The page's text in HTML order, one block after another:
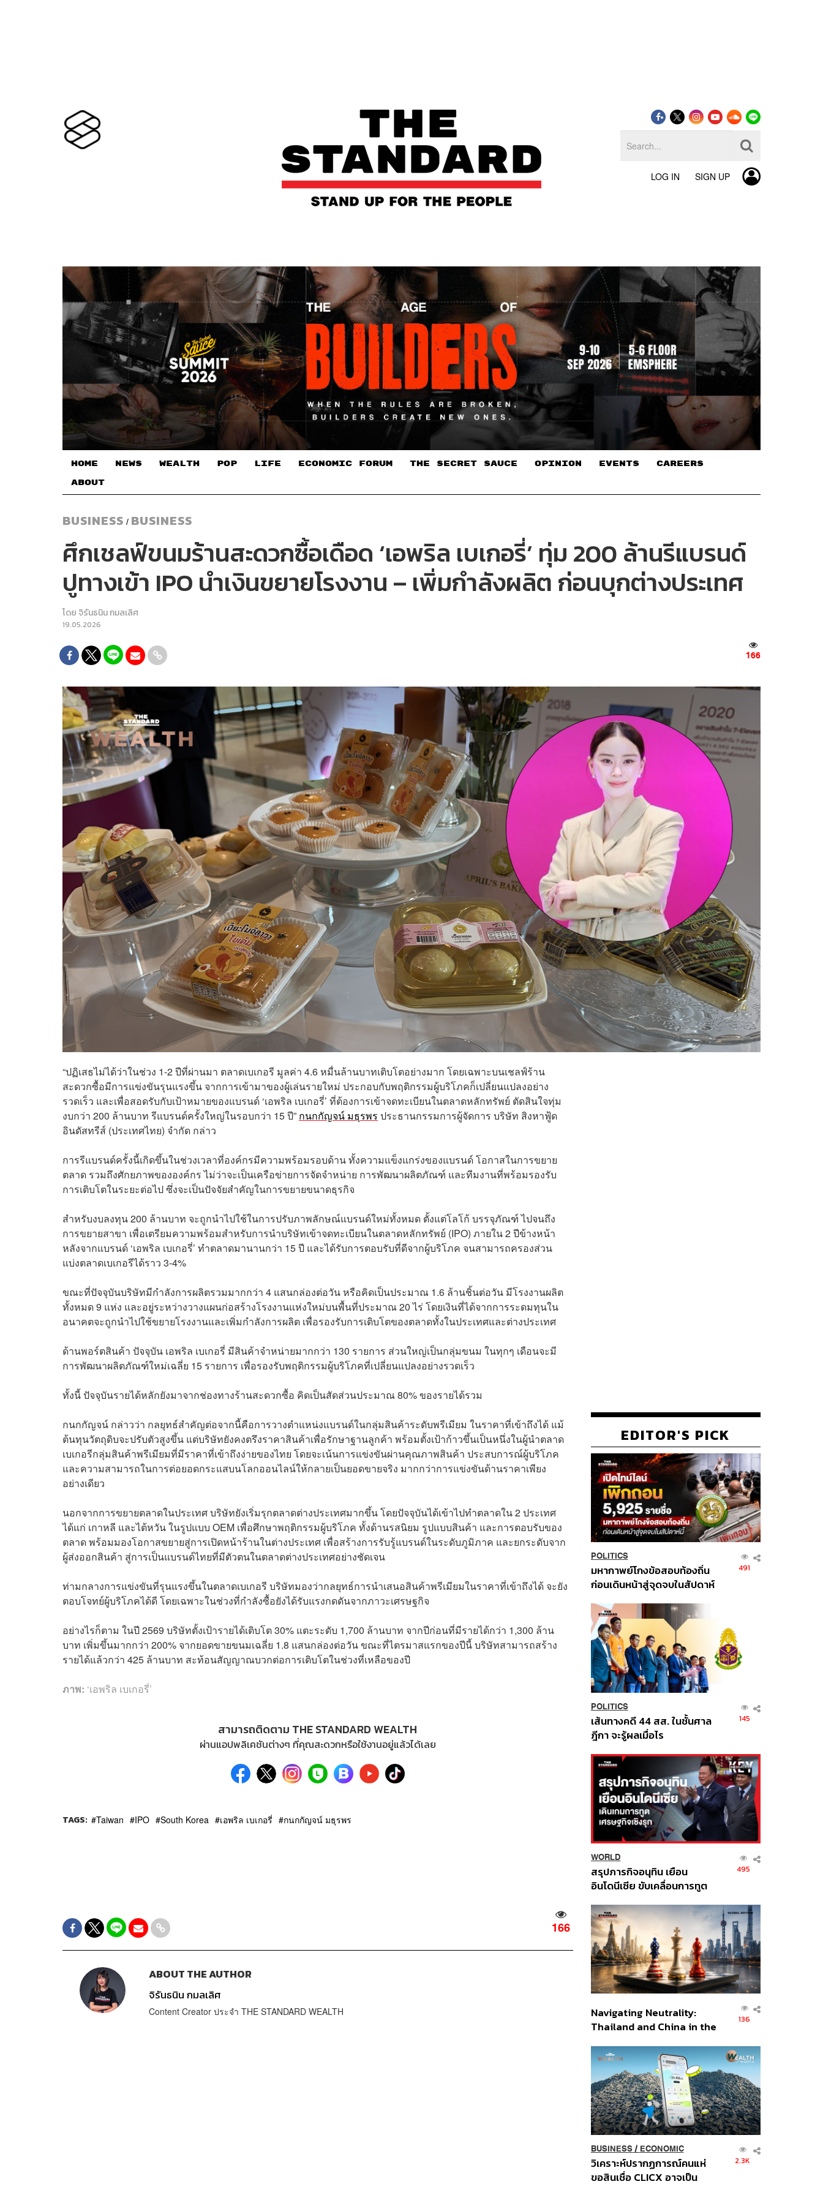
LOG IN SIGN UP
HOME NEWS WEALTH POP LIFE ECONOMIC FORUM THE SECRET SAUCE​ OPINION EVENTS CAREERS
ABOUT
BUSINESS / BUSINESS
ศึกเชลฟ์ขนมร้านสะดวกซื้อเดือด ‘เอพริล เบเกอรี่’ ทุ่ม 200 ล้านรีแบรนด์
ปูทางเข้า IPO นำเงินขยายโรงงาน – เพิ่มกำลังผลิต ก่อนบุกต่างประเทศ
โดย จิรันธนิน กมลเลิศ
19.05.2026
166
“ปฏิเสธไม่ได้ว่าในช่วง 1-2 ปีที่ผ่านมา ตลาดเบเกอรี มูลค่า 4.6 หมื่นล้านบาทเติบโตอย่างมาก โดยเฉพาะบนเชลฟ์ร้าน
สะดวกซื้อมีการแข่งขันรุนแรงขึ้น จากการเข้ามาของผู้เล่นรายใหม่ ประกอบกับพฤติกรรมผู้บริโภคก็เปลี่ยนแปลงอย่าง
รวดเร็ว และเพื่อสอดรับกับเป้าหมายของแบรนด์ ‘เอพริล เบเกอรี่’ ที่ต้องการเข้าจดทะเบียนในตลาดหลักทรัพย์ ตัดสินใจทุ่ม
งบกว่า 200 ล้านบาท รีแบรนด์ครั้งใหญ่ในรอบกว่า 15 ปี” กนกกัญจน์ มธุรพร ประธานกรรมการผู้จัดการ บริษัท สิงหาฟู้ด
อินดัสทรีส์ (ประเทศไทย) จำกัด กล่าว
การรีแบรนด์ครั้งนี้เกิดขึ้นในช่วงเวลาที่องค์กรมีความพร้อมรอบด้าน ทั้งความแข็งแกร่งของแบรนด์ โอกาสในการขยาย
ตลาด รวมถึงศักยภาพขององค์กร ไม่ว่าจะเป็นเครือข่ายการจัดจำหน่าย การพัฒนาผลิตภัณฑ์ และทีมงานที่พร้อมรองรับ
การเติบโตในระยะต่อไป ซึ่งจะเป็นปัจจัยสำคัญในการขยายขนาดธุรกิจ
สำหรับงบลงทุน 200 ล้านบาท จะถูกนำไปใช้ในการปรับภาพลักษณ์แบรนด์ใหม่ทั้งหมด ตั้งแต่โลโก้ บรรจุภัณฑ์ ไปจนถึง
การขยายสาขา เพื่อเตรียมความพร้อมสำหรับการนำบริษัทเข้าจดทะเบียนในตลาดหลักทรัพย์ (IPO) ภายใน 2 ปีข้างหน้า
หลังจากแบรนด์ ‘เอพริล เบเกอรี่’ ทำตลาดมานานกว่า 15 ปี และได้รับการตอบรับที่ดีจากผู้บริโภค จนสามารถครองส่วน
แบ่งตลาดเบเกอรีได้ราว 3-4%
ขณะที่ปัจจุบันบริษัทมีกำลังการผลิตรวมมากกว่า 4 แสนกล่องต่อวัน หรือคิดเป็นประมาณ 1.6 ล้านชิ้นต่อวัน มีโรงงานผลิต
ทั้งหมด 9 แห่ง และอยู่ระหว่างวางแผนก่อสร้างโรงงานแห่งใหม่บนพื้นที่ประมาณ 20 ไร่ โดยเงินที่ได้จากการระดมทุนใน
อนาคตจะถูกนำไปใช้ขยายโรงงานและเพิ่มกำลังการผลิต เพื่อรองรับการเติบโตของตลาดทั้งในประเทศและต่างประเทศ
ด้านพอร์ตสินค้า ปัจจุบัน เอพริล เบเกอรี่ มีสินค้าจำหน่ายมากกว่า 130 รายการ ส่วนใหญ่เป็นกลุ่มขนม ในทุกๆ เดือนจะมี
การพัฒนาผลิตภัณฑ์ใหม่เฉลี่ย 15 รายการ เพื่อรองรับพฤติกรรมผู้บริโภคที่เปลี่ยนแปลงอย่างรวดเร็ว
ทั้งนี้ ปัจจุบันรายได้หลักยังมาจากช่องทางร้านสะดวกซื้อ คิดเป็นสัดส่วนประมาณ 80% ของรายได้รวม
กนกกัญจน์ กล่าวว่า กลยุทธ์สำคัญต่อจากนี้คือการวางตำแหน่งแบรนด์ในกลุ่มสินค้าระดับพรีเมียม ในราคาที่เข้าถึงได้ แม้
ต้นทุนวัตถุดิบจะปรับตัวสูงขึ้น แต่บริษัทยังคงตรึงราคาสินค้าเพื่อรักษาฐานลูกค้า พร้อมตั้งเป้าก้าวขึ้นเป็นหนึ่งในผู้นำตลาด
เบเกอรีกลุ่มสินค้าพรีเมียมที่มีราคาที่เข้าถึงง่ายของไทย โดยจะเน้นการแข่งขันผ่านคุณภาพสินค้า ประสบการณ์ผู้บริโภค
และความสามารถในการต่อยอดกระแสบนโลกออนไลน์ให้กลายเป็นยอดขายจริง มากกว่าการแข่งขันด้านราคาเพียง
อย่างเดียว
นอกจากการขยายตลาดในประเทศ บริษัทยังเริ่มรุกตลาดต่างประเทศมากขึ้น โดยปัจจุบันได้เข้าไปทำตลาดใน 2 ประเทศ
ได้แก่ เกาหลี และไต้หวัน ในรูปแบบ OEM เพื่อศึกษาพฤติกรรมผู้บริโภค ทั้งด้านรสนิยม รูปแบบสินค้า และการตอบรับของ
ตลาด พร้อมมองโอกาสขยายสู่การเปิดหน้าร้านในต่างประเทศ เพื่อสร้างการรับรู้แบรนด์ในระดับภูมิภาค และยกระดับจาก
ผู้ส่งออกสินค้า สู่การเป็นแบรนด์ไทยที่มีตัวตนในตลาดต่างประเทศอย่างชัดเจน
ท่ามกลางการแข่งขันที่รุนแรงขึ้นในตลาดเบเกอรี บริษัทมองว่ากลยุทธ์การนำเสนอสินค้าพรีเมียมในราคาที่เข้าถึงได้ จะยัง
ตอบโจทย์ผู้บริโภคได้ดี โดยเฉพาะในช่วงที่กำลังซื้อยังได้รับแรงกดดันจากภาวะเศรษฐกิจ
อย่างไรก็ตาม ในปี 2569 บริษัทตั้งเป้ารายได้เติบโต 30% แตะระดับ 1,700 ล้านบาท จากปีก่อนที่มีรายได้กว่า 1,300 ล้าน
บาท เพิ่มขึ้นมากกว่า 200% จากยอดขายขนมเฉลี่ย 1.8 แสนกล่องต่อวัน ขณะที่ไตรมาสแรกของปีนี้ บริษัทสามารถสร้าง
รายได้แล้วกว่า 425 ล้านบาท สะท้อนสัญญาณบวกต่อการเติบโตในช่วงที่เหลือของปี
ภาพ: ‘เอพริล เบเกอรี่’
สามารถติดตาม THE STANDARD WEALTH
ผ่านแอปพลิเคชันต่างๆ ที่คุณสะดวกหรือใช้งานอยู่แล้วได้เลย
TAGS: Taiwan IPO South Korea เอพริล เบเกอรี่ กนกกัญจน์ มธุรพร
166
ABOUT THE AUTHOR
จิรันธนิน กมลเลิศ
Content Creator ประจำ THE STANDARD WEALTH
EDITOR'S PICK
POLITICS
มหากาพย์โกงข้อสอบท้องถิ่น
ก่อนเดินหน้าสู่จุดจบในสัปดาห์
491
POLITICS
เส้นทางคดี 44 สส. ในชั้นศาล
ฎีกา จะรู้ผลเมื่อไร
145
WORLD
สรุปภารกิจอนุทิน เยือน
อินโดนีเซีย ขับเคลื่อนการทูต
ส่วนยุทธศาสตร์ไทย –
อินโดนีเซีย
495
Navigating Neutrality:
Thailand and China in the
Order
136
BUSINESS/ ECONOMIC
วิเคราะห์ปรากฏการณ์คนแห่
ขอสินเชื่อ CLICX อาจเป็น
2.3K